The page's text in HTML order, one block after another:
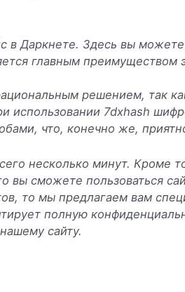
в Даркнете. Здесь вы можете
главным преимуществом
решением, так
использовании 7dxhash
что, конечно же,
несколько минут. Кроме
вы сможете пользоваться
то мы предлагаем вам
полную
сайту.